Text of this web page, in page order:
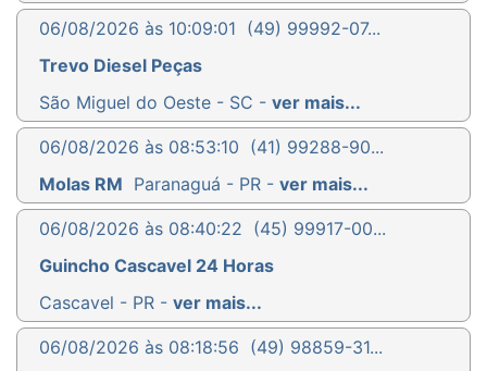
06/08/2026 às 10:09:01 (49) 99992-07...
Trevo Diesel Peças
São Miguel do Oeste - SC - ver mais...
06/08/2026 às 08:53:10 (41) 99288-90...
Molas RM Paranaguá - PR - ver mais...
06/08/2026 às 08:40:22 (45) 99917-00...
Guincho Cascavel 24 Horas
Cascavel - PR - ver mais...
06/08/2026 às 08:18:56 (49) 98859-31...